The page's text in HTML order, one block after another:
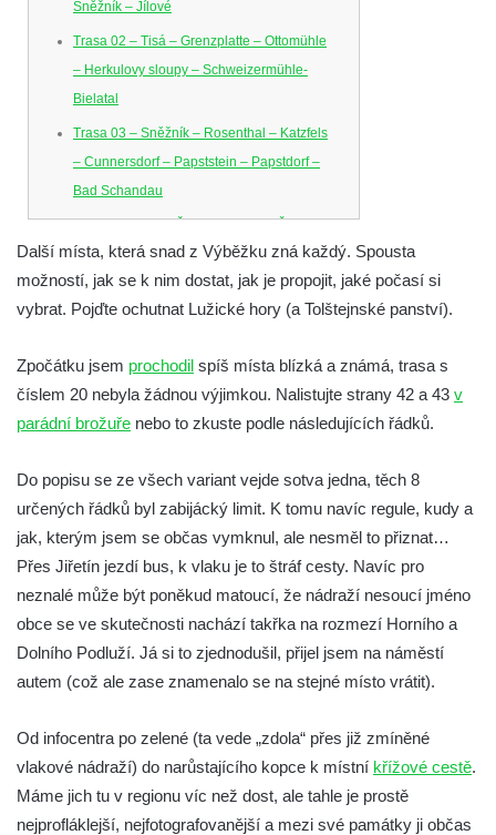
Sněžník – Jílové
Trasa 02 – Tisá – Grenzplatte – Ottomühle
– Herkulovy sloupy – Schweizermühle-
Bielatal
Trasa 03 – Sněžník – Rosenthal – Katzfels
– Cunnersdorf – Papststein – Papstdorf –
Bad Schandau
Trasa 04 – Dolní Žleb – Klopoty – Česká
Brána – Dolní Žleb
Trasa 05 – Hřensko – Schöna – Zirkelstein
– Kaiserkrone – Schmilka-Hirschmühle
Pastýřská stěna – Děčín Bělá
Trasa 07 – Děčín – Kvádrberk – Labská
Trasa 08 – Hřensko – Janov – Hájenky –
Mezní můstek – Divoká soutěska – Mezní
Louka
Trasa 09 – Hřensko – Edmundova soutěska
– Mezní můstek – Mezná – Mezní Louka –
Pravčická brána – Hřensko
Trasa 10 – Jetřichovické skály (Jetřichovice
stěna – Mariina skála – Jetřichovice)
Další místa, která snad z Výběžku zná každý. Spousta
možností, jak se k nim dostat, jak je propojit, jaké počasí si
vybrat. Pojďte ochutnat Lužické hory (a Tolštejnské panství).
Zpočátku jsem prochodil spíš místa blízká a známá, trasa s
číslem 20 nebyla žádnou výjimkou. Nalistujte strany 42 a 43 v
parádní brožuře nebo to zkuste podle následujících řádků.
Do popisu se ze všech variant vejde sotva jedna, těch 8
určených řádků byl zabijácký limit. K tomu navíc regule, kudy a
jak, kterým jsem se občas vymknul, ale nesměl to přiznat…
Přes Jiřetín jezdí bus, k vlaku je to štráf cesty. Navíc pro
neznalé může být poněkud matoucí, že nádraží nesoucí jméno
obce se ve skutečnosti nachází takřka na rozmezí Horního a
Dolního Podluží. Já si to zjednodušil, přijel jsem na náměstí
autem (což ale zase znamenalo se na stejné místo vrátit).
Od infocentra po zelené (ta vede „zdola“ přes již zmíněné
vlakové nádraží) do narůstajícího kopce k místní křížové cestě.
Máme jich tu v regionu víc než dost, ale tahle je prostě
nejprofláklejší, nejfotografovanější a mezi své památky ji občas